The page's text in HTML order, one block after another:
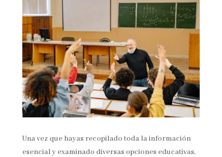
Una vez que hayas recopilado toda la información
esencial y examinado diversas opciones educativas,